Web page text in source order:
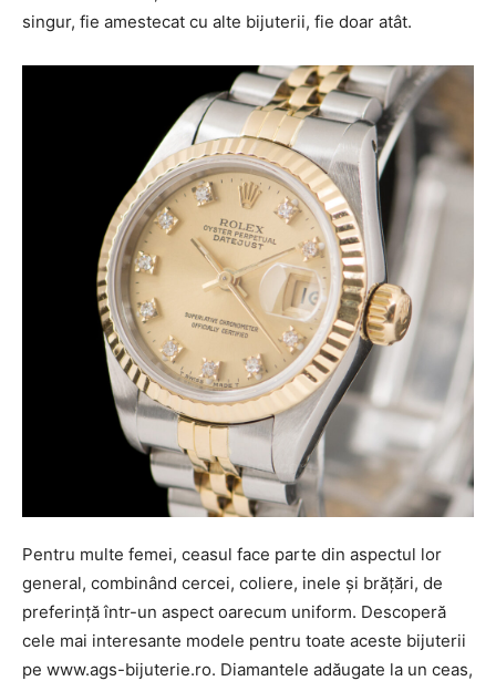
singur, fie amestecat cu alte bijuterii, fie doar atât.
Pentru multe femei, ceasul face parte din aspectul lor
general, combinând cercei, coliere, inele și brățări, de
preferință într-un aspect oarecum uniform. Descoperă
cele mai interesante modele pentru toate aceste bijuterii
pe www.ags-bijuterie.ro. Diamantele adăugate la un ceas,